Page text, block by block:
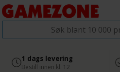
2 300+ anmeldelser på
Google
1 dags levering
Bestill innen kl. 12